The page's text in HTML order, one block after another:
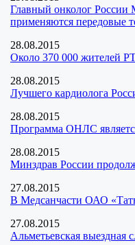
Главный онколог России
применяются передовые
28.08.2015
Около 370 000 жителей
28.08.2015
Лучшего кардиолога
28.08.2015
Программа ОНЛС
28.08.2015
Минздрав России
27.08.2015
В Медсанчасти ОАО
27.08.2015
Альметьевская